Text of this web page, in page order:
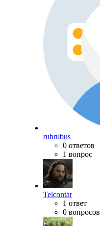
rubrubus
0 ответов
1 вопрос
Telcontar
1 ответ
0 вопросов